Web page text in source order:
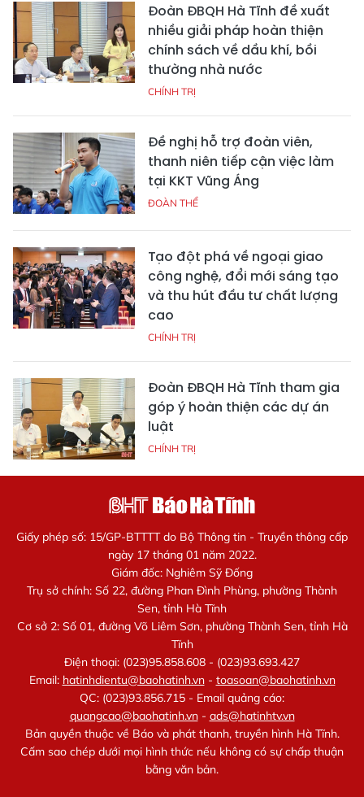
Đoàn ĐBQH Hà Tĩnh đề xuất
nhiều giải pháp hoàn thiện
chính sách về dầu khí, bồi
thường nhà nước
CHÍNH TRỊ
Đề nghị hỗ trợ đoàn viên,
thanh niên tiếp cận việc làm
tại KKT Vũng Áng
ĐOÀN THỂ
Tạo đột phá về ngoại giao
công nghệ, đổi mới sáng tạo
và thu hút đầu tư chất lượng
cao
CHÍNH TRỊ
Đoàn ĐBQH Hà Tĩnh tham gia
góp ý hoàn thiện các dự án
luật
CHÍNH TRỊ
Giấy phép số: 15/GP-BTTTT do Bộ Thông tin - Truyền thông cấp
ngày 17 tháng 01 năm 2022.
Giám đốc: Nghiêm Sỹ Đống
Trụ sở chính: Số 22, đường Phan Đình Phùng, phường Thành
Sen, tỉnh Hà Tĩnh
Cơ sở 2: Số 01, đường Võ Liêm Sơn, phường Thành Sen, tỉnh Hà
Tĩnh
Điện thoại: (023)95.858.608 - (023)93.693.427
Email: hatinhdientu@baohatinh.vn- toasoan@baohatinh.vn
QC: (023)93.856.715 - Email quảng cáo:
quangcao@baohatinh.vn- ads@hatinhtv.vn
Bản quyền thuộc về Báo và phát thanh, truyền hình Hà Tĩnh.
Cấm sao chép dưới mọi hình thức nếu không có sự chấp thuận
bằng văn bản.